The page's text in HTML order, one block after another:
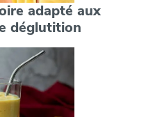
adapté aux
déglutition